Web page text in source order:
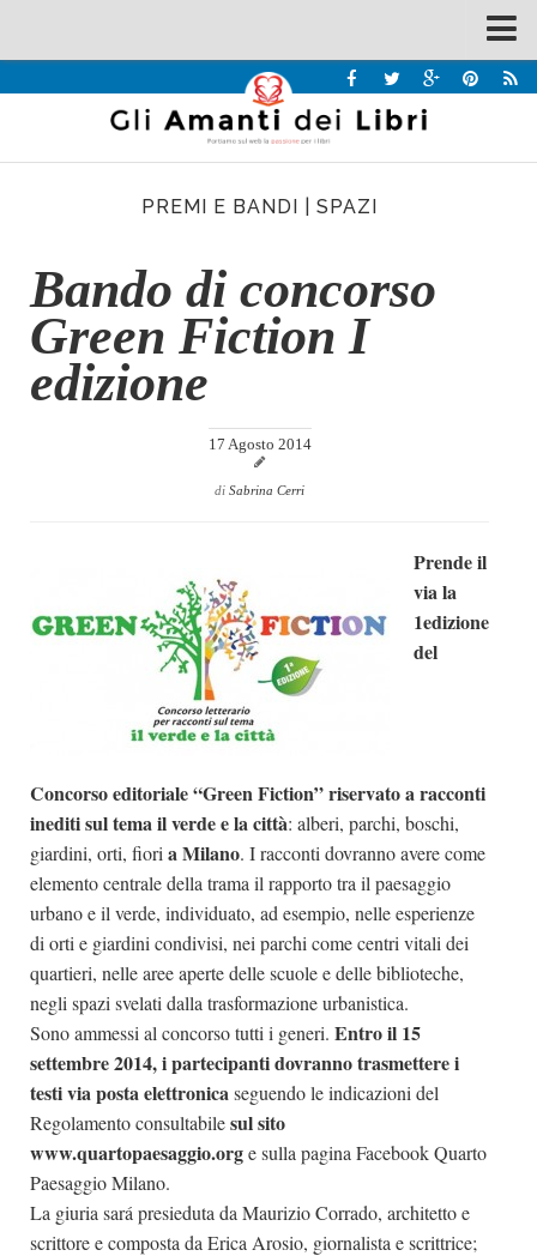
Recensioni
Interviste & Incontri
Chi siamo
Contatti
Eventi
Rassegna Stampa
Partnership
Giallo Stresa
Premio Chiara
Tabù Festival 2014
A Tutto Volume
Salone di Torino
Marketing
PREMI E BANDI SPAZI
Bando di concorso
Green Fiction I
edizione
17 Agosto 2014
di Sabrina Cerri
Prende il
via la
1edizione
del
Concorso editoriale “Green Fiction” riservato a racconti
inediti sul tema il verde e la città: alberi, parchi, boschi,
giardini, orti, fiori a Milano. I racconti dovranno avere come
elemento centrale della trama il rapporto tra il paesaggio
urbano e il verde, individuato, ad esempio, nelle esperienze
di orti e giardini condivisi, nei parchi come centri vitali dei
quartieri, nelle aree aperte delle scuole e delle biblioteche,
negli spazi svelati dalla trasformazione urbanistica.
Sono ammessi al concorso tutti i generi. Entro il 15
settembre 2014, i partecipanti dovranno trasmettere i
testi via posta elettronicaseguendo le indicazioni del
Regolamento consultabilesul sito
www.quartopaesaggio.orge sulla pagina Facebook Quarto
Paesaggio Milano.
La giuria sará presieduta da Maurizio Corrado, architetto e
scrittore e composta da Erica Arosio, giornalista e scrittrice;